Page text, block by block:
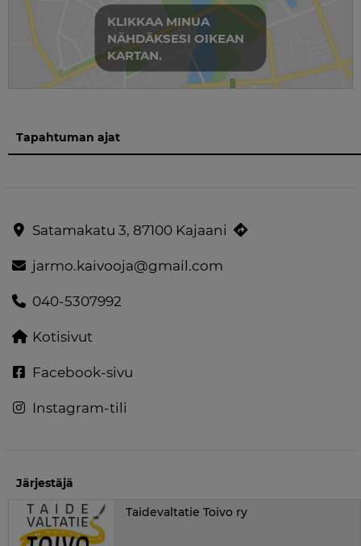
KLIKKAA MINUA
NÄHDÄKSESI OIKEAN
KARTAN.
Tapahtuman ajat
Satamakatu 3, 87100 Kajaani
jarmo.kaivooja@gmail.com
040-5307992
Kotisivut
Facebook-sivu
Instagram-tili
Järjestäjä
Taidevaltatie Toivo ry